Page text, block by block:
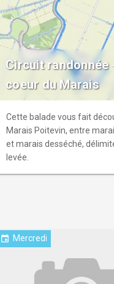
journées du patrimoine (3e
de septembre), sur
estivales (programme à
partenariats événementiels
spectacles, expositions …)
Circuit randonnée
coeur du Marais
Cette balade vous fait
Marais Poitevin, entre
et marais desséché,
levée.
event Mercredi